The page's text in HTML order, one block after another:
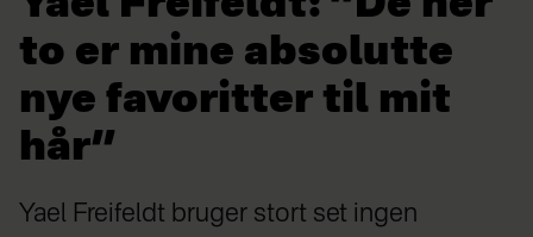
to er mine absolutte
nye favoritter til mit
hår”
Yael Freifeldt bruger stort set ingen